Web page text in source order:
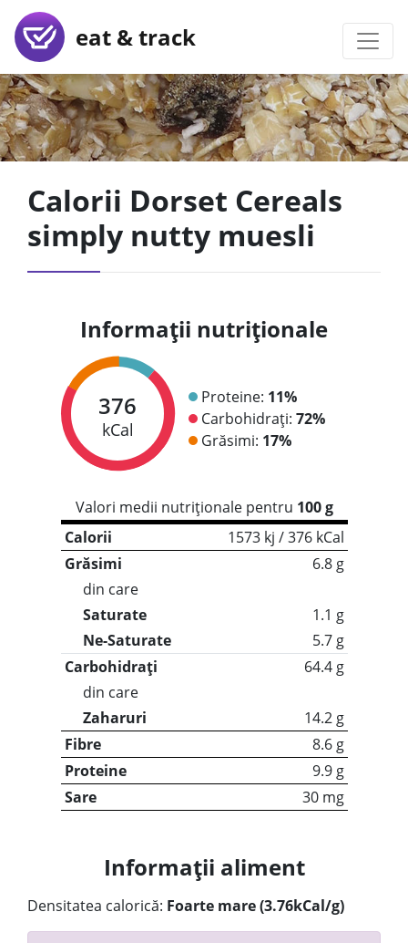
eat & track
Calorii Dorset Cereals
simply nutty muesli
Informații nutriționale
376
kCal
Proteine: 11%
Carbohidrați: 72%
Grăsimi: 17%
Valori medii nutriționale pentru 100 g
Calorii
1573 kj / 376 kCal
Grăsimi
6.8 g
din care
Saturate
1.1 g
Ne-Saturate
5.7 g
Carbohidrați
64.4 g
din care
Zaharuri
14.2 g
Fibre
8.6 g
Proteine
9.9 g
Sare
30 mg
Informații aliment
Densitatea calorică: Foarte mare (3.76kCal/g)